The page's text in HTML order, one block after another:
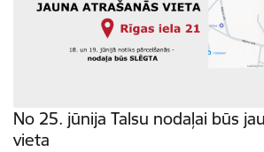
No 25. jūnija Talsu nodaļai būs
vieta